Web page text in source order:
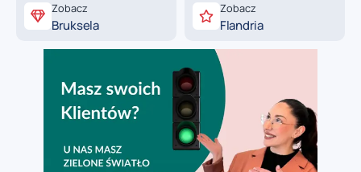
Zobacz
Bruksela
Zobacz
Flandria